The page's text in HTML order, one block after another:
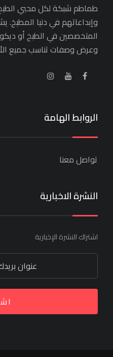
طماطم شبكة لكل محبي الطبخ
وإبداعاتهم في دنيا المطبخ.
المتخصصين في الطبخ أو
وعرض وصفات تناسب جميع
الروابط الهامة
تواصل معنا
النشرة الاخبارية
اشتراك النشرة الإخبارية